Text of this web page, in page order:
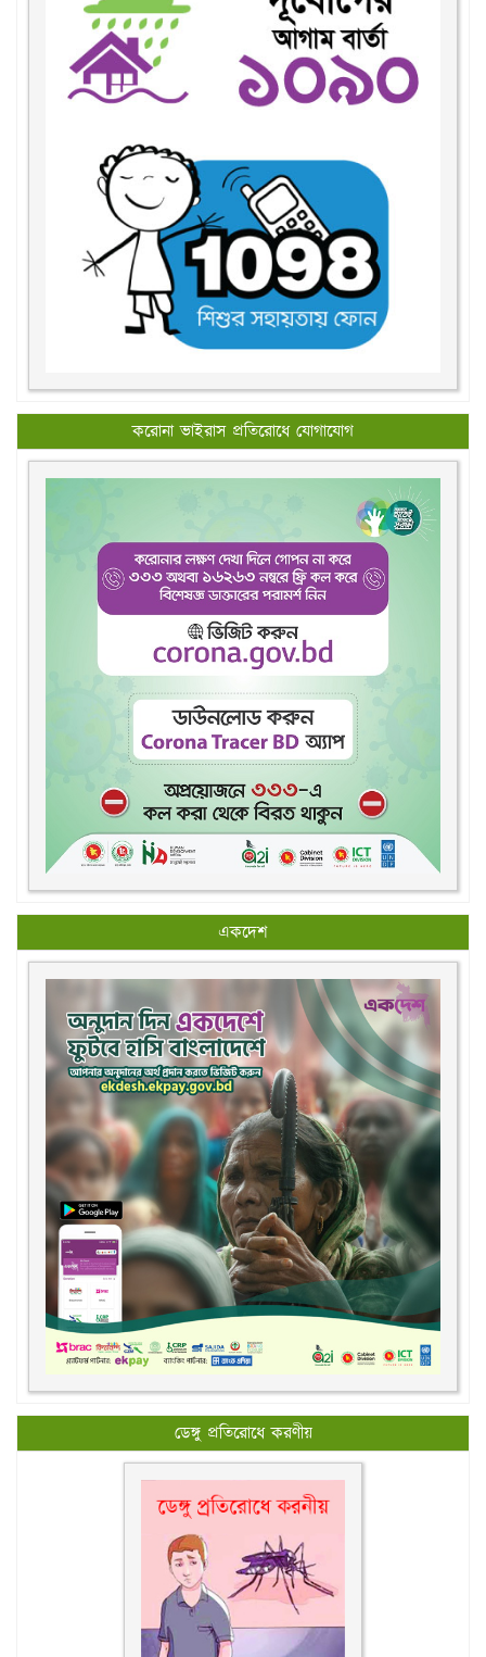
করোনা ভাইরাস প্রতিরোধে যোগাযোগ
একদেশ
ডেঙ্গু প্রতিরোধে করণীয়